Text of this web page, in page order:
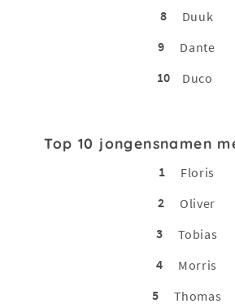
8
Duuk
9
Dante
10
Duco
Top 10 jongensnamen
1
Floris
2
Oliver
3
Tobias
4
Morris
5
Thomas